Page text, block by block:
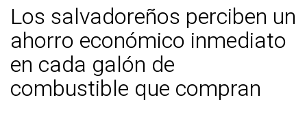
Los salvadoreños perciben un
ahorro económico inmediato
en cada galón de
combustible que compran